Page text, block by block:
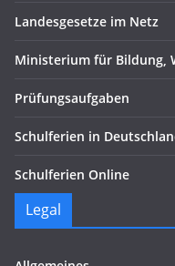
Landesgesetze im Netz
Ministerium für Bildung,
Prüfungsaufgaben
Schulferien in
Schulferien Online
Legal